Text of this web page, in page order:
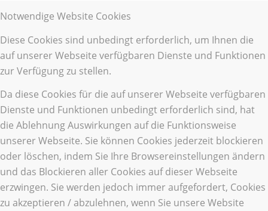
Notwendige Website Cookies
Diese Cookies sind unbedingt erforderlich, um Ihnen die
auf unserer Webseite verfügbaren Dienste und Funktionen
zur Verfügung zu stellen.
Da diese Cookies für die auf unserer Webseite verfügbaren
Dienste und Funktionen unbedingt erforderlich sind, hat
die Ablehnung Auswirkungen auf die Funktionsweise
unserer Webseite. Sie können Cookies jederzeit blockieren
oder löschen, indem Sie Ihre Browsereinstellungen ändern
und das Blockieren aller Cookies auf dieser Webseite
erzwingen. Sie werden jedoch immer aufgefordert, Cookies
zu akzeptieren / abzulehnen, wenn Sie unsere Website